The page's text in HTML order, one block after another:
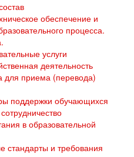
обеспечение и
процесса.
услуги
деятельность
для приема (перевода)
поддержки обучающихся
в образовательной
стандарты и требования